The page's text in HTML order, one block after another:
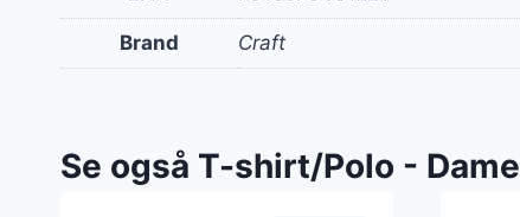
Brand Craft
Se også T-shirt/Polo - Dame